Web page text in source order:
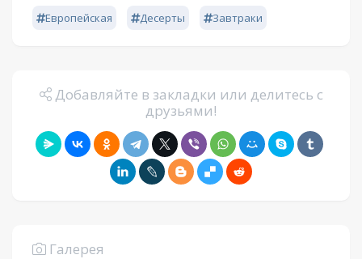
Европейская Десерты Завтраки
Добавляйте в закладки или делитесь с
друзьями!
Галерея